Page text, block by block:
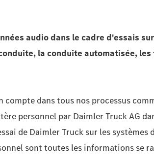
audio dans le cadre d'essais
la conduite automatisée,
dans tous nos processus
personnel par Daimler Truck AG
de Daimler Truck sur les
sont toutes les informations se